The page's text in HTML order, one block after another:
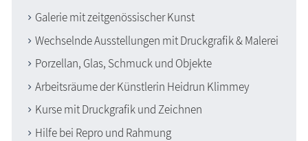
Galerie mit zeitgenössischer Kunst
Wechselnde Ausstellungen mit Druckgrafik & Malerei
Porzellan, Glas, Schmuck und Objekte
Arbeitsräume der Künstlerin Heidrun Klimmey
Kurse mit Druckgrafik und Zeichnen
Hilfe bei Repro und Rahmung